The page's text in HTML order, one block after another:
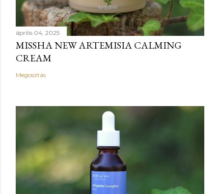
április 04, 2025
MISSHA NEW ARTEMISIA CALMING
CREAM
Megosztás